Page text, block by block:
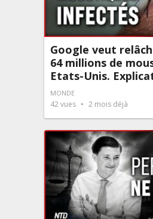
Google veut
64 millions de
Etats-Unis.
MONDE
42vues 2 mois déjà